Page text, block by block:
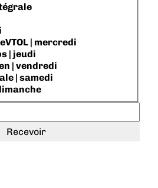
| mercredi
| jeudi
| vendredi
| samedi